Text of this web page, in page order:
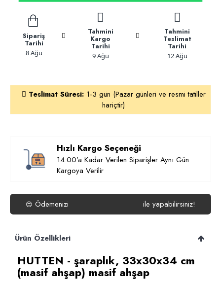
Sipariş
Tarihi
8 Ağu
Tahmini
Kargo
Tarihi
9 Ağu
Tahmini
Teslimat
Tarihi
12 Ağu
Teslimat Süresi:1-3 gün (Pazar günleri ve resmi tatiller
hariçtir)
Hızlı Kargo Seçeneği
14:00’a Kadar Verilen Siparişler Aynı Gün
Kargoya Verilir
😍 Ödemenizi ile yapabilirsiniz!
Ürün Özellikleri
HUTTEN - şaraplık, 33x30x34 cm
(masif ahşap) masif ahşap